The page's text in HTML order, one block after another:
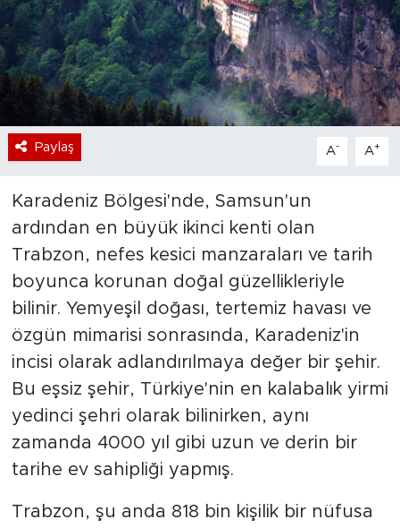
Paylaş A- A+
Karadeniz Bölgesi'nde, Samsun'un
ardından en büyük ikinci kenti olan
Trabzon, nefes kesici manzaraları ve tarih
boyunca korunan doğal güzellikleriyle
bilinir. Yemyeşil doğası, tertemiz havası ve
özgün mimarisi sonrasında, Karadeniz'in
incisi olarak adlandırılmaya değer bir şehir.
Bu eşsiz şehir, Türkiye'nin en kalabalık yirmi
yedinci şehri olarak bilinirken, aynı
zamanda 4000 yıl gibi uzun ve derin bir
tarihe ev sahipliği yapmış.
Trabzon, şu anda 818 bin kişilik bir nüfusa
Magazin
Dünya
Sektör